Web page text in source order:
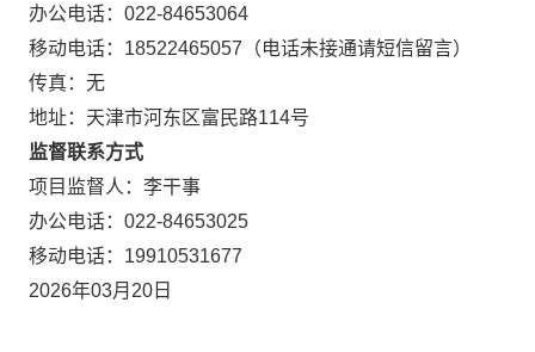
办公电话： 022-84653064
移动电话： 18522465057（电话未接通请短信留言）
传真： 无
地址： 天津市河东区富民路114号
监督联系方式
项目监督人： 李干事
办公电话： 022-84653025
移动电话： 19910531677
2026年03月20日